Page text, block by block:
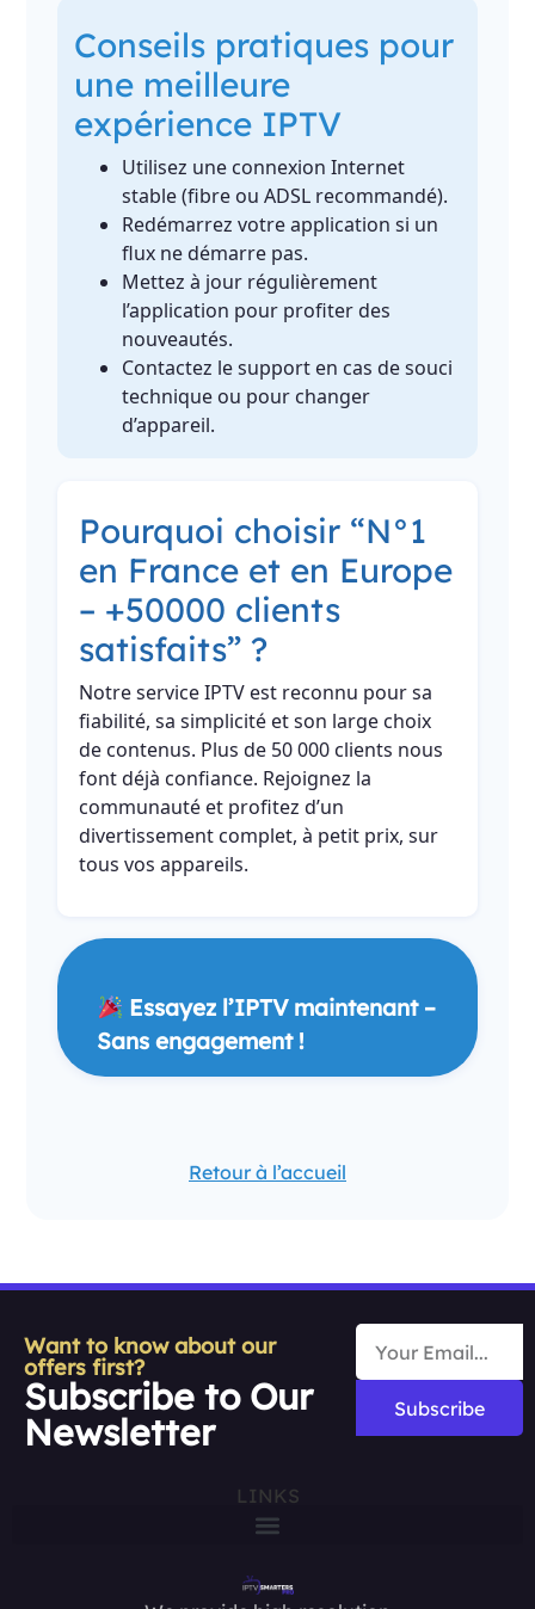
Conseils pratiques pour
une meilleure
expérience IPTV
Utilisez une connexion Internet
stable (fibre ou ADSL recommandé).
Redémarrez votre application si un
flux ne démarre pas.
Mettez à jour régulièrement
l’application pour profiter des
nouveautés.
Contactez le support en cas de souci
technique ou pour changer
d’appareil.
Pourquoi choisir “N°1
en France et en Europe
– +50000 clients
satisfaits” ?
Notre service IPTV est reconnu pour sa
fiabilité, sa simplicité et son large choix
de contenus. Plus de 50 000 clients nous
font déjà confiance. Rejoignez la
communauté et profitez d’un
divertissement complet, à petit prix, sur
tous vos appareils.
Essayez l’IPTV maintenant –
Sans engagement !
Retour à l’accueil
Want to know about our
offers first?
Subscribe to Our
Newsletter
Subscribe
LINKS